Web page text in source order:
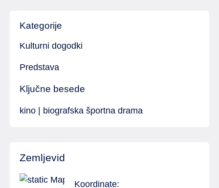
Kategorije
Kulturni dogodki
Predstava
Ključne besede
kino | biografska športna drama
Zemljevid
Koordinate: